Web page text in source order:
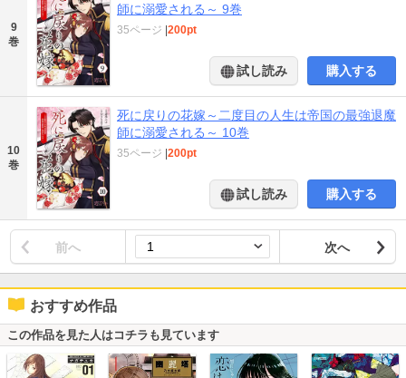
9
巻
師に溺愛される～ 9巻
35ページ |200pt
試し読み 購入する
10
巻
死に戻りの花嫁～二度目の人生は帝国の最強退魔
師に溺愛される～ 10巻
35ページ |200pt
試し読み 購入する
前へ 次へ
おすすめ作品
この作品を見た人はコチラも見ています